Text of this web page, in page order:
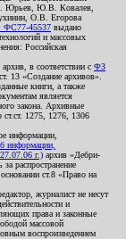
Юрьев, Ю.В. Ковалев,
О.В. Егорова
45537 выдано
и массовых
Российская
в соответствии с ФЗ
13 «Создание архивов».
книги, а также
является
закона. Архивные
ст.ст. 1275, 1276, 1306
информации,
информации,
г.) архив «Дебри-
распространение
ст.8 «Право на
журналист не несут
и
права и законные
массовой
воспроизведением